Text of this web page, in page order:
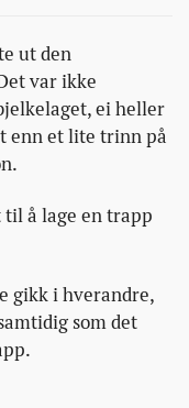
ut den
var ikke
ei heller
enn et lite trinn på
å lage en trapp
gikk i hverandre,
som det